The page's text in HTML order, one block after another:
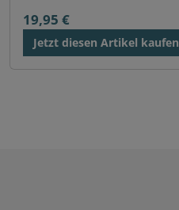
19,95 €
Jetzt diesen Artikel kaufen